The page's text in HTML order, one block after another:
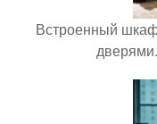
Встроенный